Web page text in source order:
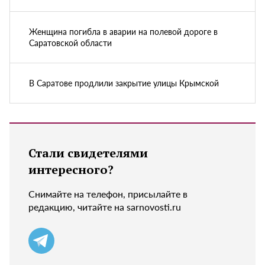
Женщина погибла в аварии на полевой дороге в
Саратовской области
В Саратове продлили закрытие улицы Крымской
Стали свидетелями
интересного?
Снимайте на телефон, присылайте в
редакцию, читайте на sarnovosti.ru